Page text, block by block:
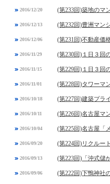
2016/12/20 (第233回)築地のマ
2016/12/13 (第232回)豊洲マン
2016/12/06 (第231回)不動産価
2016/11/29 (第230回)１日３回
2016/11/15 (第229回)１日３回
2016/11/01 (第228回)タワーマ
2016/10/18 (第227回)建築プラ
2016/10/11 (第226回)名古屋マ
2016/10/04 (第225回)名古屋「
2016/09/20 (第224回)リクルー
2016/09/13 (第223回)「沖式儲
2016/09/06 (第222回)下鴨神社